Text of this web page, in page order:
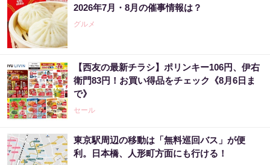
2026年7月・8月の催事情報は？
グルメ
【西友の最新チラシ】ポリンキー106円、伊右
衛門83円！お買い得品をチェック《8月6日ま
で》
セール
東京駅周辺の移動は「無料巡回バス」が便
利。日本橋、人形町方面にも行ける！